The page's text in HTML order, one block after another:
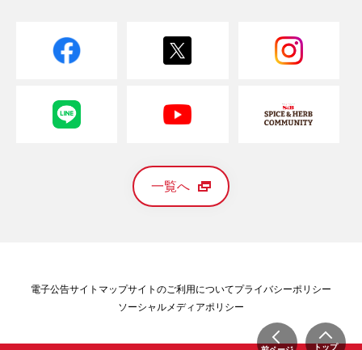
トップ
一覧へ
電子公告サイトマップサイトのご利用についてプライバシーポリシー
ソーシャルメディアポリシー